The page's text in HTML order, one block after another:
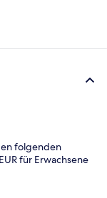
folgenden
für Erwachsene